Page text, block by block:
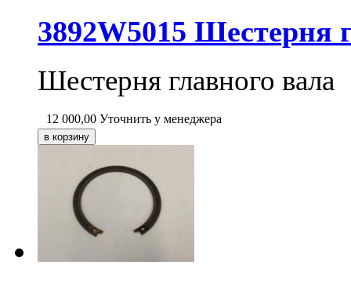
3892W5015
Шестерня главного вала
12 000,00 Уточнить у менеджера